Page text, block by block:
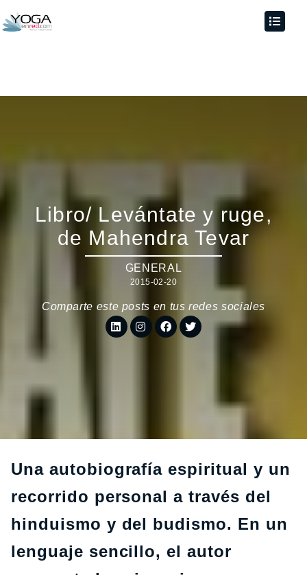
Libro/ Levántate y ruge,
de Mahendra Tevar
GENERAL
2015-02-20
Comparte este posts en tus redes sociales
Una autobiografía espiritual y un
recorrido personal a través del
hinduismo y del budismo. En un
lenguaje sencillo, el autor